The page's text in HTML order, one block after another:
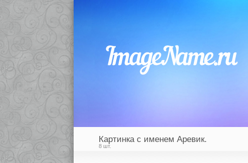
Картинка с именем Аревик.
8 шт.